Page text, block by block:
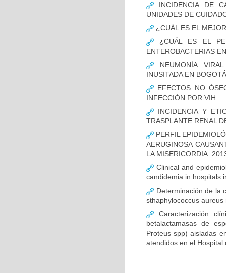
INCIDENCIA DE
UNIDADES DE
¿CUÁL ES EL
¿CUÁL ES EL
ENTEROBACTERIAS
NEUMONÍA
INUSITADA EN
EFECTOS NO
INFECCIÓN POR VIH.
INCIDENCIA Y
TRASPLANTE RENAL
PERFIL
AERUGINOSA
LA MISERICORDIA.
Clinical and
candidemia in hospitals
Determinación de la
sthaphylococcus
Caracterización
betalactamasas de
Proteus spp) aisladas
atendidos en el